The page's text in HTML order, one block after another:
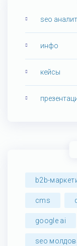
seo
инфо
кейсы
b2b-
cms
google ai
seo